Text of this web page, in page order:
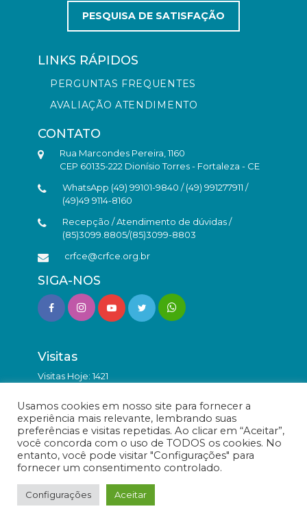
PESQUISA DE SATISFAÇÃO
LINKS RÁPIDOS
PERGUNTAS FREQUENTES
AVALIAÇÃO ATENDIMENTO
CONTATO
Rua Marcondes Pereira, 1160
CEP 60135-222 Dionísio Torres - Fortaleza - CE
WhatsApp (49) 99101-9840 / (49) 991277911 /
(49)49 9114-8160
Recepção / Atendimento de dúvidas /
(85)3099.8805/(85)3099-8803
crfce@crfce.org.br
SIGA-NOS
Visitas
Visitas Hoje: 1421
Todos os direitos reservados.
Usamos cookies em nosso site para fornecer a
experiência mais relevante, lembrando suas
preferências e visitas repetidas. Ao clicar em “Aceitar”,
você concorda com o uso de TODOS os cookies. No
entanto, você pode visitar "Configurações" para
fornecer um consentimento controlado.
Configurações Aceitar